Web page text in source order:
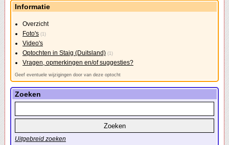
Informatie
Overzicht
Foto's (1)
Video's
Optochten in Staig (Duitsland) (1)
Vragen, opmerkingen en/of suggesties?
Geef eventuele wijzigingen door van deze optocht
Zoeken
Uitgebreid zoeken